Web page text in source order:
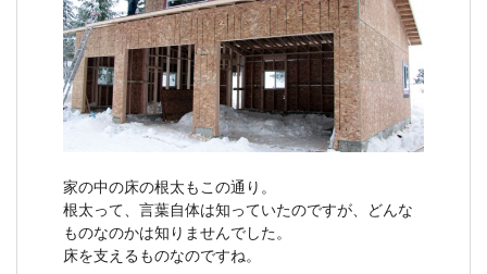
家の中の床の根太もこの通り。
根太って、言葉自体は知っていたのですが、どんな
ものなのかは知りませんでした。
床を支えるものなのですね。